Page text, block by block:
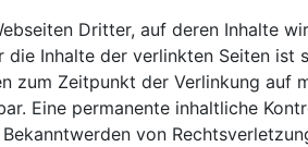
Dritter, auf deren Inhalte
die Inhalte der verlinkten Seiten
zum Zeitpunkt der Verlinkung auf
Eine permanente inhaltliche
von